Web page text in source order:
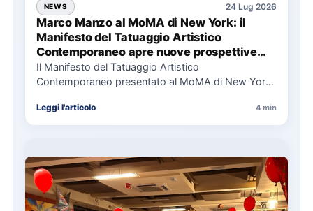
NEWS 24 Lug 2026
Marco Manzo al MoMA di New York: il
Manifesto del Tatuaggio Artistico
Contemporaneo apre nuove prospettive
per il collezionismo
Il Manifesto del Tatuaggio Artistico
Contemporaneo presentato al MoMA di New York
Leggi l'articolo 4 min